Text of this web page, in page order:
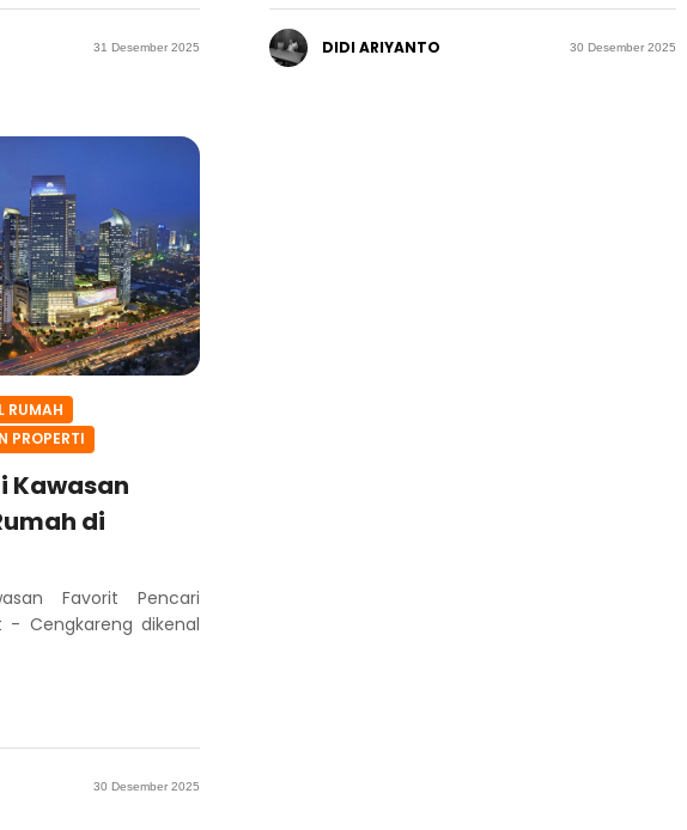
31 Desember 2025 DIDI ARIYANTO 30 Desember 2025
RUMAH
PROPERTI
Kawasan
di
Favorit Pencari
- Cengkareng dikenal
30 Desember 2025